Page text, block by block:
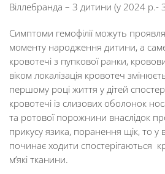
Віллебранда – 3 дитини (у 2024 р.-
Симптоми гемофілії можуть
моменту народження дитини, а
кровотечі з пупкової ранки,
віком локалізація кровотеч
першому році життя у дітей
кровотечі із слизових оболонок
та ротової порожнини внаслідок
прикусу язика, поранення щік, то у
починає ходити спостерігаються
м’які тканини.